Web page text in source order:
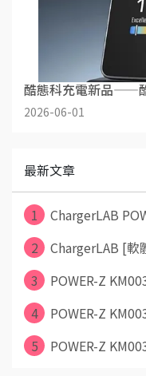
酷態科充電新品——
2026-06-01
最新文章
1
ChargerLAB
2
ChargerLAB [
3
POWER-Z
4
POWER-Z
5
POWER-Z